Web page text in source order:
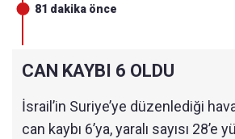
81 dakika önce
CAN KAYBI 6 OLDU
İsrail’in Suriye’ye düzenlediği hava
can kaybı 6’ya, yaralı sayısı 28’e